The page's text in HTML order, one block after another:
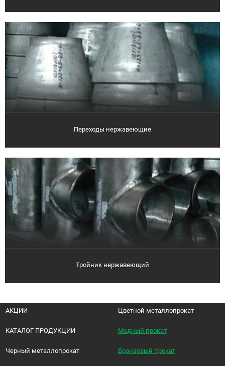
Переходы нержавеющие
Тройник нержавеющий
АКЦИИ
КАТАЛОГ ПРОДУКЦИИ
Черный металлопрокат
Цветной металлопрокат
Медный прокат
Бронзовый прокат